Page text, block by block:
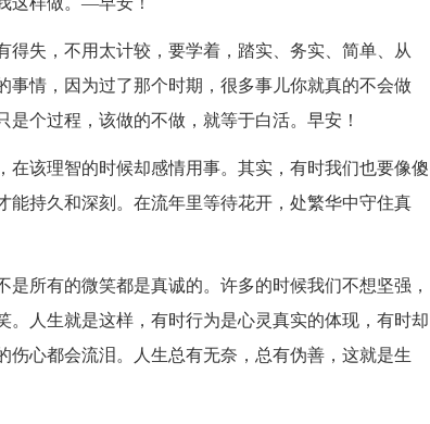
得失，不用太计较，要学着，踏实、务实、简单、从
情，因为过了那个时期，很多事儿你就真的不会做
个过程，该做的不做，就等于白活。早安！
在该理智的时候却感情用事。其实，有时我们也要像傻
能持久和深刻。在流年里等待花开，处繁华中守住真
所有的微笑都是真诚的。许多的时候我们不想坚强，
人生就是这样，有时行为是心灵真实的体现，有时却
心都会流泪。人生总有无奈，总有伪善，这就是生